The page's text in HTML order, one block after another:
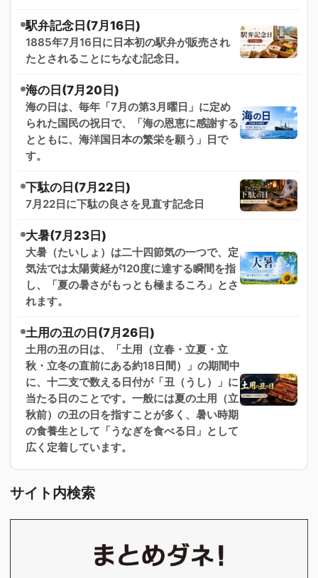
駅弁記念日(7月16日)
1885年7月16日に日本初の駅弁が販売され
たとされることにちなむ記念日。
海の日(7月20日)
海の日は、毎年「7月の第3月曜日」に定め
られた国民の祝日で、「海の恩恵に感謝する
とともに、海洋国日本の繁栄を願う」日で
す。
下駄の日(7月22日)
7月22日に下駄の良さを見直す記念日
大暑(7月23日)
大暑（たいしょ）は二十四節気の一つで、定
気法では太陽黄経が120度に達する瞬間を指
し、「夏の暑さがもっとも極まるころ」とさ
れます。
土用の丑の日(7月26日)
土用の丑の日は、「土用（立春・立夏・立
秋・立冬の直前にある約18日間）」の期間中
に、十二支で数える日付が「丑（うし）」に
当たる日のことです。一般には夏の土用（立
秋前）の丑の日を指すことが多く、暑い時期
の食養生として「うなぎを食べる日」として
広く定着しています。
サイト内検索